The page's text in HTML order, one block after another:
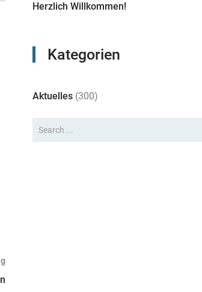
Herzlich Willkommen!
Kategorien
Aktuelles (300)